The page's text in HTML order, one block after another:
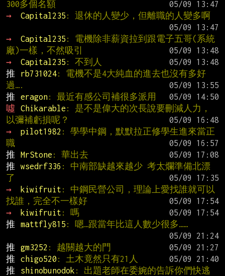
300多個名額
→
Capital235 : 退休的人變少，但離職的人變多啊
→
Capital235 : 電機除非薪資拉到跟電子五哥(系統
廠)一樣，不然吸引
→
Capital235 : 不到人
推
rb731024: 電機不是4大純血的進去也沒有多好
過….
推
eragon: 最近有感公司補很多派用
噓
Chikarable : 是不是偉大的次長說要刪減人力，
以彌補虧損呢？
→
pilot1982 : 學學中鋼，默默拉正修學生進來當正
職
推
MrStone : 華出去
推
wsedrf336 : 中南部缺越來越少 考太爛準備北漂
了
→
kiwifruit : 中鋼民營公司，理論上愛找誰就可以
找誰，完全不一樣好
→
kiwifruit : 嗎
推
mattfly815 : 嗯…跟當年比這人數少很多……
推
gm3252 : 越關越大的門
推
chigo520 : 土木竟然只有21人
推
shinobunodok : 出題老師在委婉的告訴你們快逃